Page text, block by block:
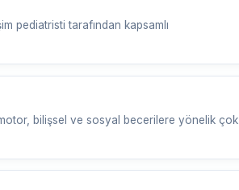
pediatristi tarafından kapsamlı
bilişsel ve sosyal becerilere yönelik çok